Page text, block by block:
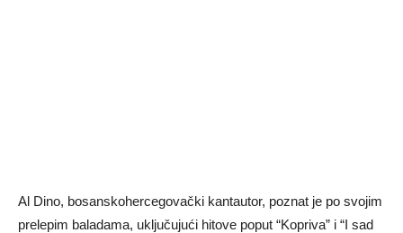
Al Dino, bosanskohercegovački kantautor, poznat je po svojim
prelepim baladama, uključujući hitove poput “Kopriva” i “I sad